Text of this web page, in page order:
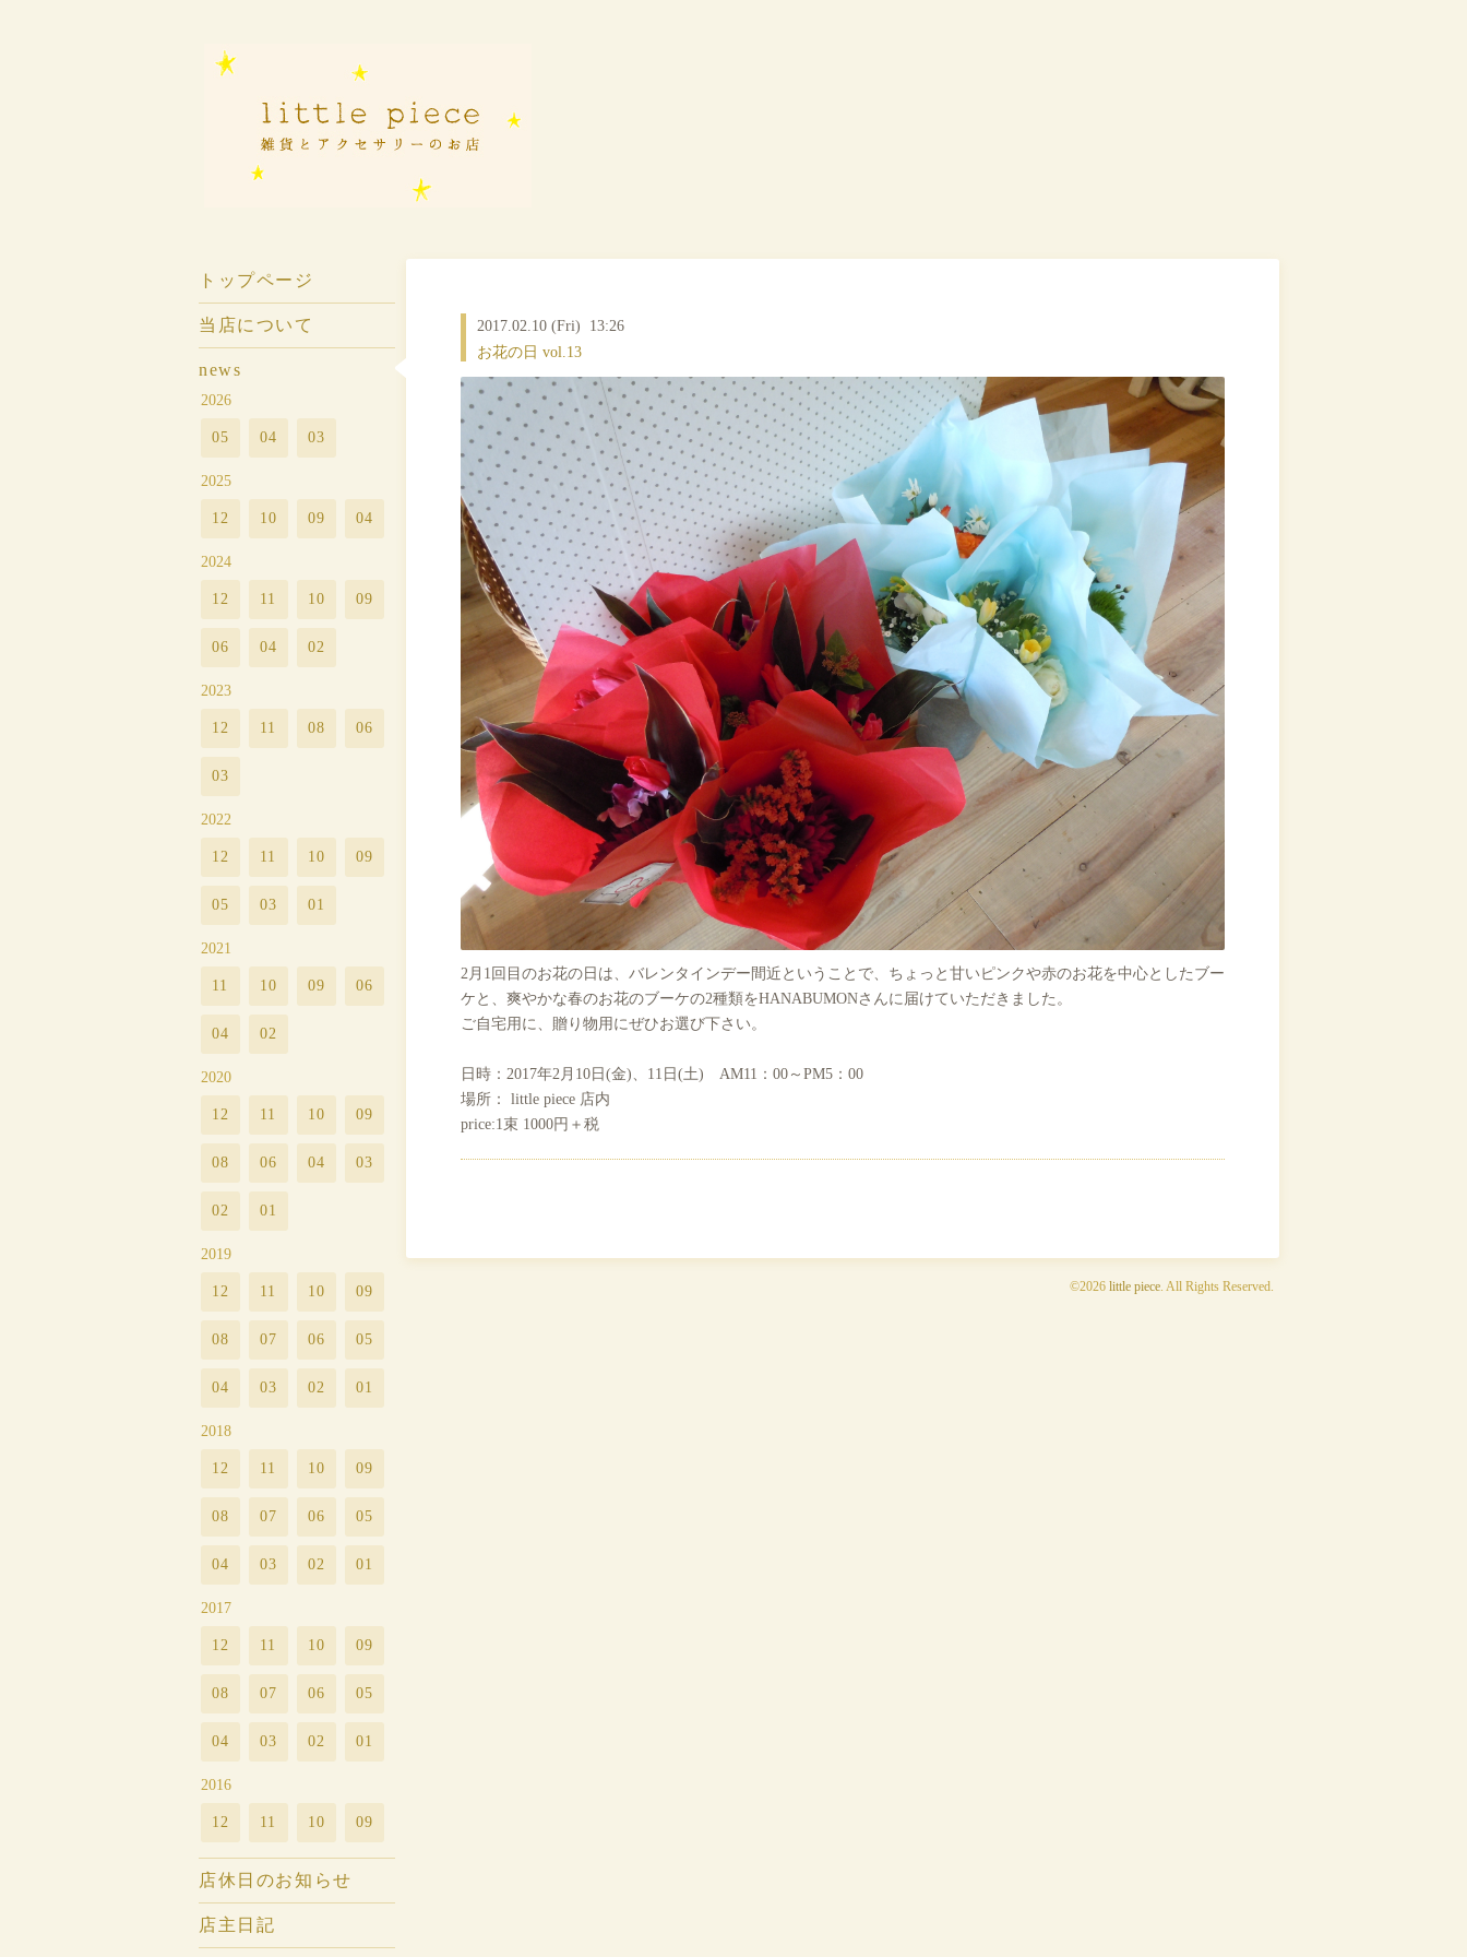
2017.02.10 (Fri) 13:26
お花の日 vol.13
2月1回目のお花の日は、バレンタインデー間近ということで、ちょっと甘いピンクや赤のお花を中心としたブー
ケと、爽やかな春のお花のブーケの2種類をHANABUMONさんに届けていただきました。
ご自宅用に、贈り物用にぜひお選び下さい。
日時：2017年2月10日(金)、11日(土) AM11：00～PM5：00
場所： little piece 店内
price:1束 1000円＋税
©2026 little piece . All Rights Reserved.
トップページ
当店について
news
2026
05 04 03
2025
12 10 09 04
2024
12 11 10 09
06 04 02
2023
12 11 08 06
03
2022
12 11 10 09
05 03 01
2021
11 10 09 06
04 02
2020
12 11 10 09
08 06 04 03
02 01
2019
12 11 10 09
08 07 06 05
04 03 02 01
2018
12 11 10 09
08 07 06 05
04 03 02 01
2017
12 11 10 09
08 07 06 05
04 03 02 01
2016
12 11 10 09
店休日のお知らせ
店主日記